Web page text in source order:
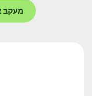
מעקב